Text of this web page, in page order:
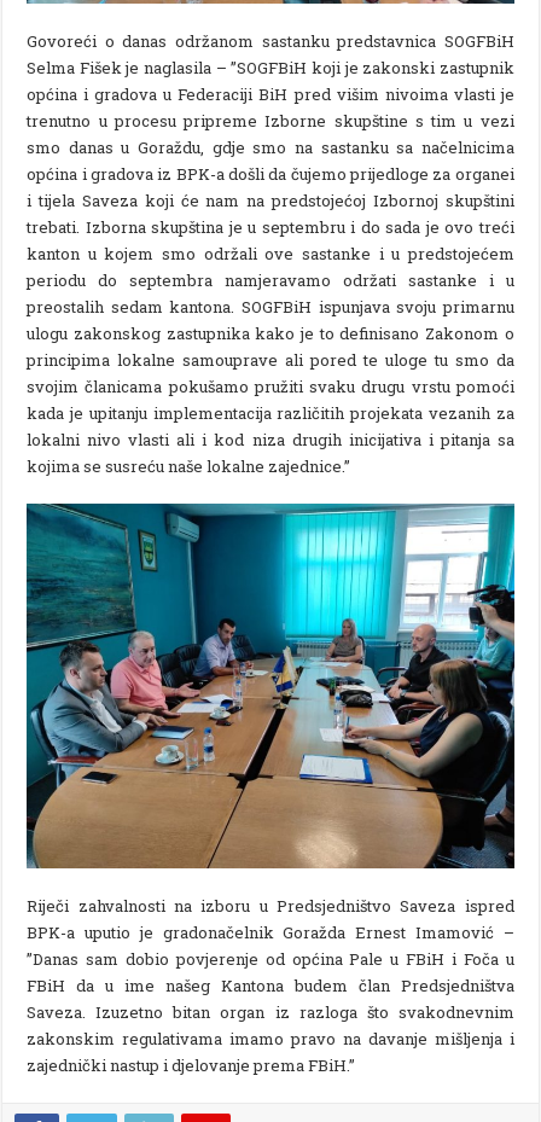
Govoreći o danas održanom sastanku predstavnica SOGFBiH
Selma Fišek je naglasila – ”SOGFBiH koji je zakonski zastupnik
općina i gradova u Federaciji BiH pred višim nivoima vlasti je
trenutno u procesu pripreme Izborne skupštine s tim u vezi
smo danas u Goraždu, gdje smo na sastanku sa načelnicima
općina i gradova iz BPK-a došli da čujemo prijedloge za organei
i tijela Saveza koji će nam na predstojećoj Izbornoj skupštini
trebati. Izborna skupština je u septembru i do sada je ovo treći
kanton u kojem smo održali ove sastanke i u predstojećem
periodu do septembra namjeravamo održati sastanke i u
preostalih sedam kantona. SOGFBiH ispunjava svoju primarnu
ulogu zakonskog zastupnika kako je to definisano Zakonom o
principima lokalne samouprave ali pored te uloge tu smo da
svojim članicama pokušamo pružiti svaku drugu vrstu pomoći
kada je upitanju implementacija različitih projekata vezanih za
lokalni nivo vlasti ali i kod niza drugih inicijativa i pitanja sa
kojima se susreću naše lokalne zajednice.”
Riječi zahvalnosti na izboru u Predsjedništvo Saveza ispred
BPK-a uputio je gradonačelnik Goražda Ernest Imamović –
”Danas sam dobio povjerenje od općina Pale u FBiH i Foča u
FBiH da u ime našeg Kantona budem član Predsjedništva
Saveza. Izuzetno bitan organ iz razloga što svakodnevnim
zakonskim regulativama imamo pravo na davanje mišljenja i
zajednički nastup i djelovanje prema FBiH.”